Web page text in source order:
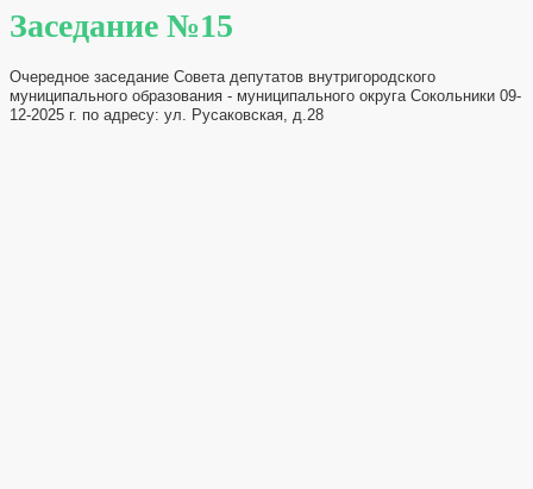
Заседание №15
Очередное заседание Совета депутатов внутригородского
муниципального образования - муниципального округа Сокольники 09-
12-2025 г. по адресу: ул. Русаковская, д.28